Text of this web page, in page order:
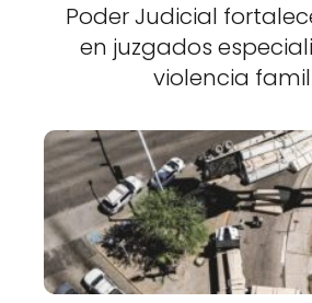
Poder Judicial
en juzgados
violencia